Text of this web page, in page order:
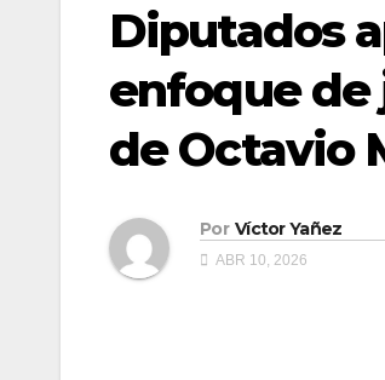
Diputados
enfoque de
de Octavio
Por Víctor Yañez
ABR 10, 2026